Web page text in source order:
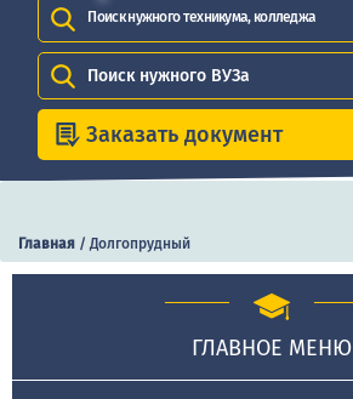
Поиск нужного техникума, колледжа
Поиск нужного ВУЗа
Заказать документ
Главная /Долгопрудный
ГЛАВНОЕ МЕНЮ